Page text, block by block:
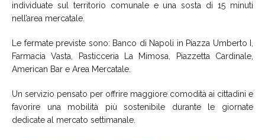
individuate sul territorio comunale e una sosta di 15 minuti
nell’area mercatale.
Le fermate previste sono: Banco di Napoli in Piazza Umberto I,
Farmacia Vasta, Pasticceria La Mimosa, Piazzetta Cardinale,
American Bar e Area Mercatale.
Un servizio pensato per offrire maggiore comodità ai cittadini e
favorire una mobilità più sostenibile durante le giornate
dedicate al mercato settimanale.